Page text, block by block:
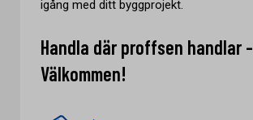
igång med ditt byggprojekt.
Handla där proffsen handlar -
Välkommen!